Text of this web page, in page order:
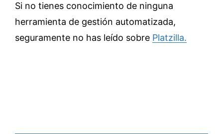
Si no tienes conocimiento de ninguna
herramienta de gestión automatizada,
seguramente no has leído sobre Platzilla.